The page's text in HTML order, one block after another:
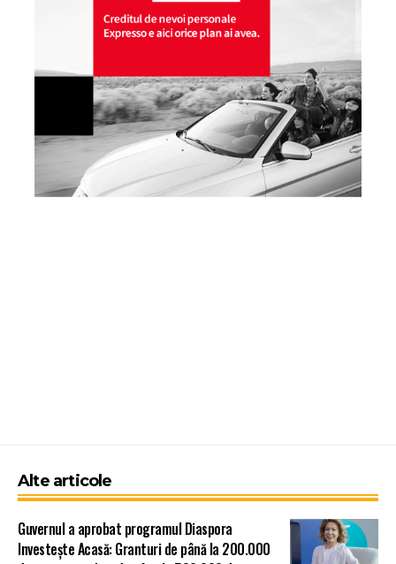
Alte articole
Guvernul a aprobat programul Diaspora
Investește Acasă: Granturi de până la 200.000